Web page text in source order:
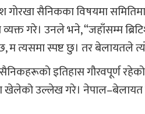
गोरखा सैनिकका विषयमा
गरे। उनले भने, “जहाँसम्म
म त्यसमा स्पष्ट छु। तर बेलायतले
इतिहास गौरवपूर्ण रहेको
खेलेको उल्लेख गरे। नेपाल–बेलायत